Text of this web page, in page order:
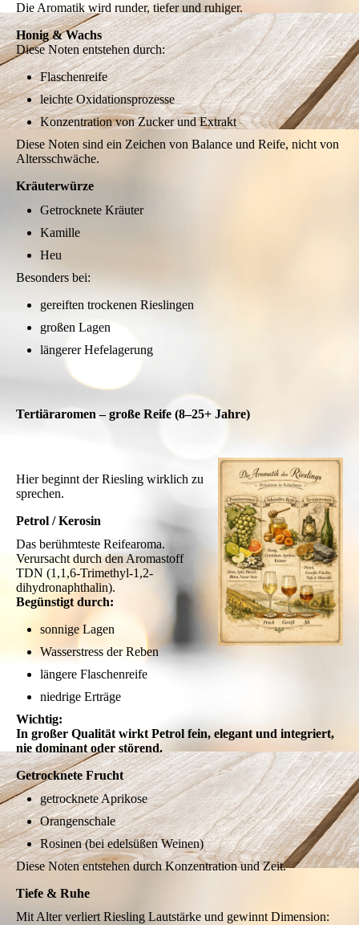
Die Aromatik wird runder, tiefer und ruhiger.
Honig & Wachs
Diese Noten entstehen durch:
Flaschenreife
leichte Oxidationsprozesse
Konzentration von Zucker und Extrakt
Diese Noten sind ein Zeichen von Balance und Reife, nicht von
Altersschwäche.
Kräuterwürze
Getrocknete Kräuter
Kamille
Heu
Besonders bei:
gereiften trockenen Rieslingen
großen Lagen
längerer Hefelagerung
Tertiäraromen – große Reife (8–25+ Jahre)
Hier beginnt der Riesling wirklich zu
sprechen.
Petrol / Kerosin
Das berühmteste Reifearoma.
Verursacht durch den Aromastoff
TDN (1,1,6-Trimethyl-1,2-
dihydronaphthalin).
Begünstigt durch:
sonnige Lagen
Wasserstress der Reben
längere Flaschenreife
niedrige Erträge
Wichtig:
In großer Qualität wirkt Petrol fein, elegant und integriert,
nie dominant oder störend.
Getrocknete Frucht
getrocknete Aprikose
Orangenschale
Rosinen (bei edelsüßen Weinen)
Diese Noten entstehen durch Konzentration und Zeit.
Tiefe & Ruhe
Mit Alter verliert Riesling Lautstärke und gewinnt Dimension: